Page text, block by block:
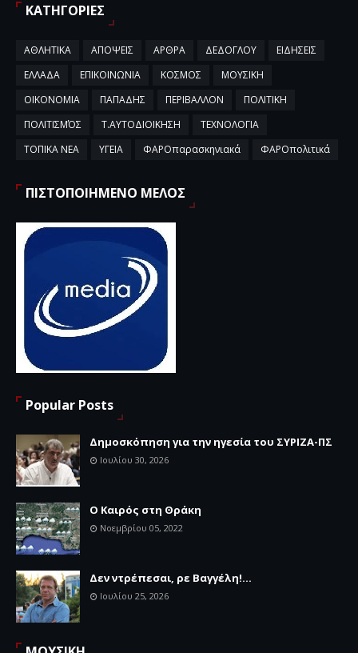
ΚΑΤΗΓΟΡΙΕΣ
ΑΘΛΗΤΙΚΑ ΑΠΟΨΕΙΣ ΑΡΘΡΑ ΔΕΔΟΓΛΟΥ
ΕΙΔΗΣΕΙΣ
ΕΛΛΑΔΑ
ΕΠΙΚΟΙΝΩΝΙΑ ΚΟΣΜΟΣ
ΜΟΥΣΙΚΗ
ΟΙΚΟΝΟΜΙΑ
ΠΑΠΑΔΗΣ ΠΕΡΙΒΑΛΛΟΝ
ΠΟΛΙΤΙΚΗ
ΠΟΛΙΤΙΣΜΌΣ
Τ.ΑΥΤΟΔΙΟΙΚΗΣΗ
ΤΕΧΝΟΛΟΓΙΑ
ΤΟΠΙΚΑ ΝΕΑ
ΥΓΕΙΑ ΦΑΡΟπαρασκηνιακά ΦΑΡΟπολιτικά
ΠΙΣΤΟΠΟΙΗΜΕΝΟ ΜΕΛΟΣ
Popular Posts
Δημοσκόπηση για την ηγεσία του ΣΥΡΙΖΑ-ΠΣ
Ιουλίου 30, 2026
Ο Καιρός στη Θράκη
Νοεμβρίου 05, 2022
Δεν ντρέπεσαι, ρε Βαγγέλη!...
Ιουλίου 25, 2026